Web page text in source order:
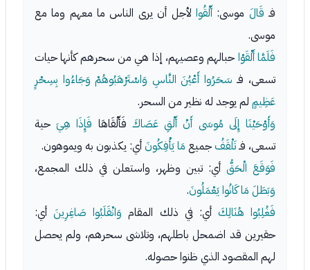
فـ قَالَ موسى:أَلْقُوا لأجل أن يرى الناس ما معهم وما مع
موسى.
فَلَمَّا أَلْقَوْا حبالهم وعصيهم، إذا هي من سحرهم كأنها حيات
تسعى، فـ سَحَرُوا أَعْيُنَ النَّاسِ وَاسْتَرْهَبُوهُمْ وَجَاءُوا بِسِحْرٍ
عَظِيمٍ لم يوجد له نظير من السحر.
وَأَوْحَيْنَا إِلَى مُوسَى أَنْ أَلْقِ عَصَاكَ فَأَلْقَاهَا فَإِذَا هِيَحية
تسعى، فـتَلْقَفُجميع مَا يَأْفِكُونَأي: يكذبون به ويموهون.
فَوَقَعَ الْحَقُّ أي: تبين وظهر، واستعلن في ذلك المجمع،
وَبَطَلَ مَا كَانُوا يَعْمَلُونَ.
فَغُلِبُوا هُنَالِكَ أي: في ذلك المقام وَانْقَلَبُوا صَاغِرِينَأي:
حقيرين قد اضمحل باطلهم، وتلاشى سحرهم، ولم يحصل
لهم المقصود الذي ظنوا حصوله.